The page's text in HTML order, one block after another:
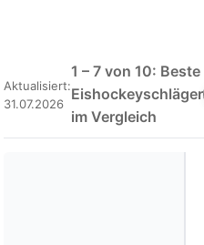
Aktualisiert:
31.07.2026
1 – 7 von 10: Beste
Eishockeyschläger
im Vergleich